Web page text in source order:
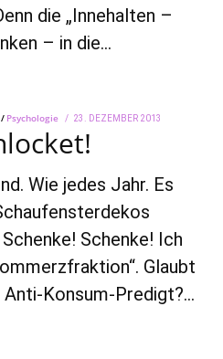
die „Innehalten –
– in die…
/ Psychologie
POSTED
23. DEZEMBER 2013
Wie jedes Jahr. Es
Schenke! Ich
Glaubt
Konsum-Predigt?…